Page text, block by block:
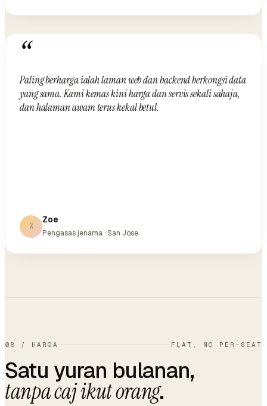
“
Paling berharga ialah laman web dan backend berkongsi data
yang sama. Kami kemas kini harga dan servis sekali sahaja,
dan halaman awam terus kekal betul.
Z
Zoe
Pengasas jenama · San Jose
08 / HARGA FLAT, NO PER-SEAT
Satu yuran bulanan,
tanpa caj ikut orang.